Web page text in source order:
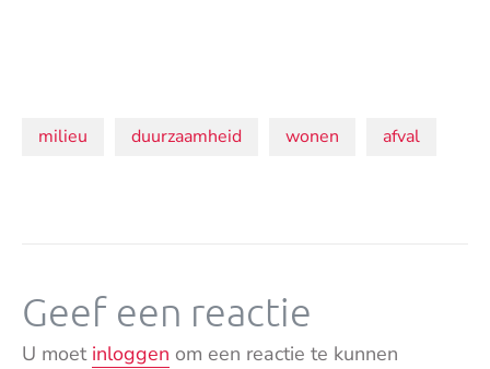
Onderwerpen:
milieu duurzaamheid wonen afval
Geef een reactie
U moet inloggen om een reactie te kunnen